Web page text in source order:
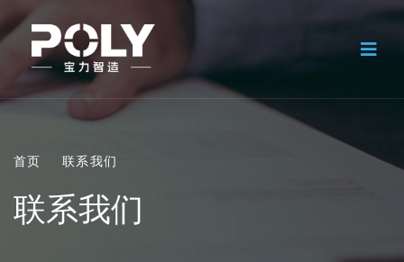
首页 联系我们
联系我们